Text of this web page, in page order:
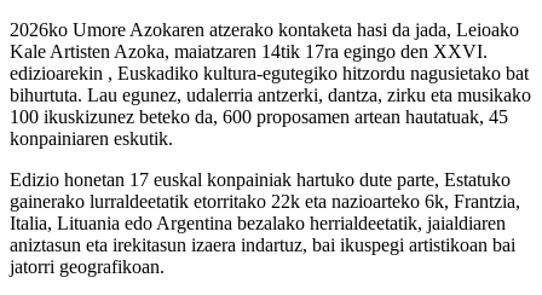
2026ko Umore Azokaren atzerako kontaketa hasi da jada, Leioako
Kale Artisten Azoka, maiatzaren 14tik 17ra egingo den XXVI.
edizioarekin , Euskadiko kultura-egutegiko hitzordu nagusietako bat
bihurtuta. Lau egunez, udalerria antzerki, dantza, zirku eta musikako
100 ikuskizunez beteko da, 600 proposamen artean hautatuak, 45
konpainiaren eskutik.
Edizio honetan 17 euskal konpainiak hartuko dute parte, Estatuko
gainerako lurraldeetatik etorritako 22k eta nazioarteko 6k, Frantzia,
Italia, Lituania edo Argentina bezalako herrialdeetatik, jaialdiaren
aniztasun eta irekitasun izaera indartuz, bai ikuspegi artistikoan bai
jatorri geografikoan.